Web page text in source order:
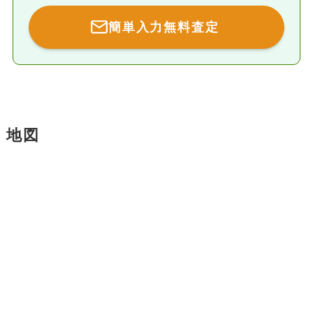
簡単入力無料査定
地図